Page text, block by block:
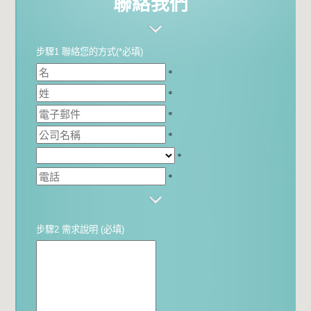
步驟1 聯絡您的方式(*必填)
*
*
*
*
*
*
步驟2 需求說明 (必填)